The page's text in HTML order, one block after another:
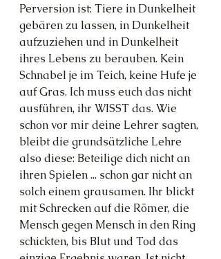
Perversion ist: Tiere in Dunkelheit
gebären zu lassen, in Dunkelheit
aufzuziehen und in Dunkelheit
ihres Lebens zu berauben. Kein
Schnabel je im Teich, keine Hufe je
auf Gras. Ich muss euch das nicht
ausführen, ihr WISST das. Wie
schon vor mir deine Lehrer sagten,
bleibt die grundsätzliche Lehre
also diese: Beteilige dich nicht an
ihren Spielen ... schon gar nicht an
solch einem grausamen. Ihr blickt
mit Schrecken auf die Römer, die
Mensch gegen Mensch in den Ring
schickten, bis Blut und Tod das